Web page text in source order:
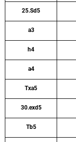
25.Sd5
a3
h4
a4
Txa5
30.exd5
Tb5